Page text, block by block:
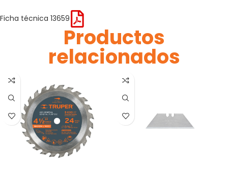
Ficha técnica 13659
Productos
relacionados